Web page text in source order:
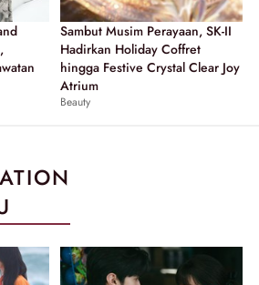
Sambut Musim Perayaan, SK-II
Hadirkan Holiday Coffret
hingga Festive Crystal Clear Joy
Atrium
Beauty